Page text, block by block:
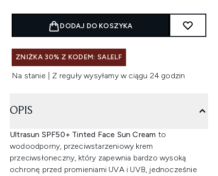
DODAJ DO KOSZYKA
ZNIŻKA 30% Z KODEM: SALELF
Na stanie | Z reguły wysyłamy w ciągu 24 godzin
OPIS
Ultrasun SPF50+ Tinted Face Sun Cream to
wodoodporny, przeciwstarzeniowy krem
przeciwsłoneczny, który zapewnia bardzo wysoką
ochronę przed promieniami UVA i UVB, jednocześnie